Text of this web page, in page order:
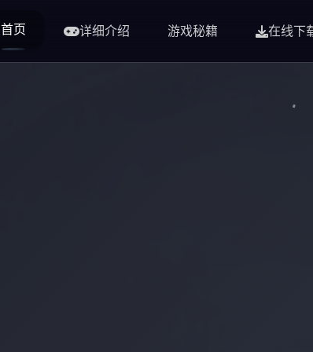
首页 详细介绍 游戏秘籍 在线下